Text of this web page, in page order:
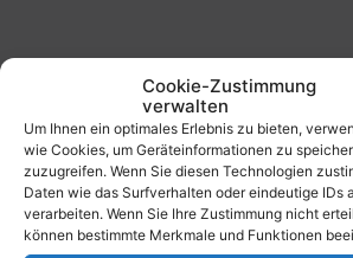
Cookie-Zustimmung
verwalten
Um Ihnen ein optimales Erlebnis zu bieten,
wie Cookies, um Geräteinformationen zu
zuzugreifen. Wenn Sie diesen Technologien
Daten wie das Surfverhalten oder eindeutige IDs
verarbeiten. Wenn Sie Ihre Zustimmung nicht
können bestimmte Merkmale und Funktionen
Von:
Bis: